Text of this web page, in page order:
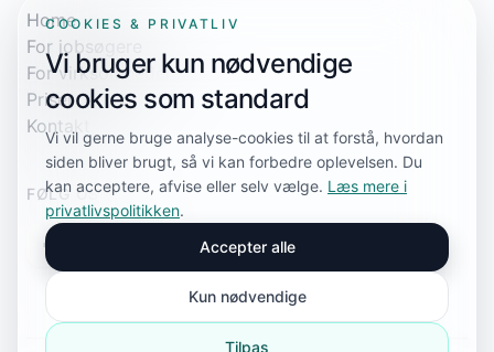
Home
For jobsøgere
For virksomheder
Priser
Kontakt
FØLG OS
COOKIES & PRIVATLIV
Vi bruger kun nødvendige
cookies som standard
Vi vil gerne bruge analyse-cookies til at forstå, hvordan
siden bliver brugt, så vi kan forbedre oplevelsen. Du
kan acceptere, afvise eller selv vælge. Læs mere i
privatlivspolitikken.
Accepter alle
Kun nødvendige
Tilpas